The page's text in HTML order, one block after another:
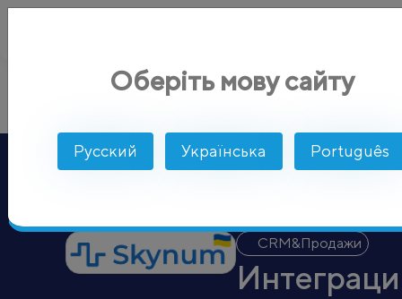
Интеграции CRM&Продажи Skynum
CRM&Продажи
Оберіть мову сайту
Русский Українська Português